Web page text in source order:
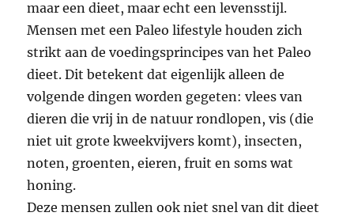
maar een dieet, maar echt een levensstijl.
Mensen met een Paleo lifestyle houden zich
strikt aan de voedingsprincipes van het Paleo
dieet. Dit betekent dat eigenlijk alleen de
volgende dingen worden gegeten: vlees van
dieren die vrij in de natuur rondlopen, vis (die
niet uit grote kweekvijvers komt), insecten,
noten, groenten, eieren, fruit en soms wat
honing.
Deze mensen zullen ook niet snel van dit dieet